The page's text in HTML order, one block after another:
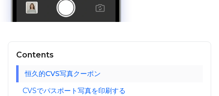
Contents
恒久的CVS写真クーポン
CVSでパスポート写真を印刷する